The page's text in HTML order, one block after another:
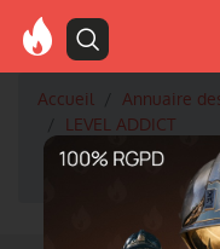
Accueil Annuaire
LEVEL ADDICT
En Guadeloupe,
l'entraînement